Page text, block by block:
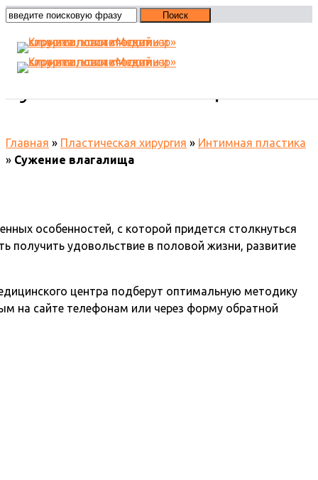
Главная » Пластическая хирургия » Интимная пластика
» Сужение влагалища
особенностей, с которой придется столкнуться
получить удовольствие в половой жизни, развитие
центра подберут оптимальную методику
на сайте телефонам или через форму обратной